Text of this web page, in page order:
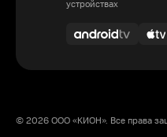
устройствах
© 2026 ООО «КИОН». Все права